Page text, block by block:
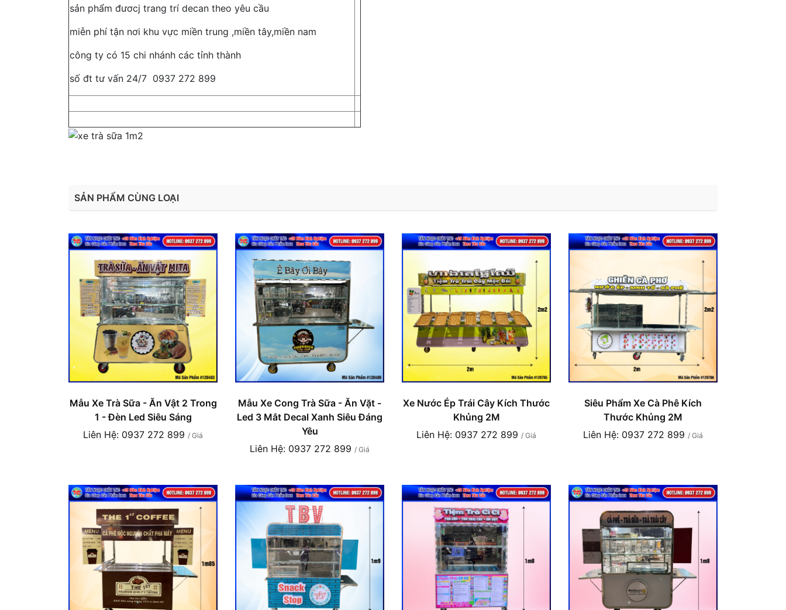
sản phẩm đươcj trang trí decan theo yêu cầu
miễn phí tận nơi khu vực miền trung ,miền tây,miền nam
công ty có 15 chi nhánh các tỉnh thành
số đt tư vấn 24/7 0937 272 899
SẢN PHẨM CÙNG LOẠI
Mẫu Xe Trà Sữa - Ăn Vật 2 Trong
1 - Đèn Led Siêu Sáng
Liên Hệ: 0937 272 899 / Giá
Mẫu Xe Cong Trà Sữa - Ăn Vặt -
Led 3 Mắt Decal Xanh Siêu Đáng
Yêu
Liên Hệ: 0937 272 899 / Giá
Xe Nước Ép Trái Cây Kích Thước
Khủng 2M
Liên Hệ: 0937 272 899 / Giá
Siêu Phẩm Xe Cà Phê Kích
Thước Khủng 2M
Liên Hệ: 0937 272 899 / Giá